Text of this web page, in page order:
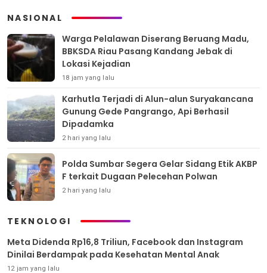
NASIONAL
Warga Pelalawan Diserang Beruang Madu,
BBKSDA Riau Pasang Kandang Jebak di
Lokasi Kejadian
18 jam yang lalu
Karhutla Terjadi di Alun-alun Suryakancana
Gunung Gede Pangrango, Api Berhasil
Dipadamka
2 hari yang lalu
Polda Sumbar Segera Gelar Sidang Etik AKBP
F terkait Dugaan Pelecehan Polwan
2 hari yang lalu
TEKNOLOGI
Meta Didenda Rp16,8 Triliun, Facebook dan Instagram
Dinilai Berdampak pada Kesehatan Mental Anak
12 jam yang lalu